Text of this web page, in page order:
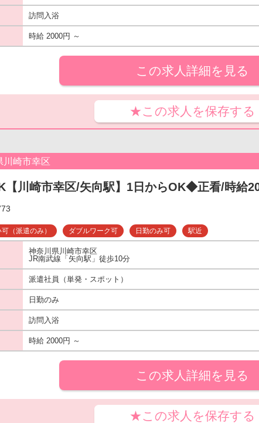
訪問入浴
時給 2000円 ～
この求人詳細を見る
★この求人を保存する
川崎市幸区
【川崎市幸区/矢向駅】1日からOK◆正看/時給
（派遣のみ） ダブルワーク可 日勤のみ可 駅近
神奈川県川崎市幸区
JR南武線「矢向駅」徒歩10分
派遣社員（単発・スポット）
日勤のみ
訪問入浴
時給 2000円 ～
この求人詳細を見る
★この求人を保存する